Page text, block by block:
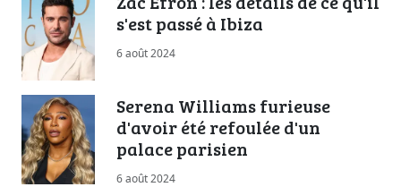
s'est passé à Ibiza
6 août 2024
Serena Williams furieuse
d'avoir été refoulée d'un
palace parisien
6 août 2024